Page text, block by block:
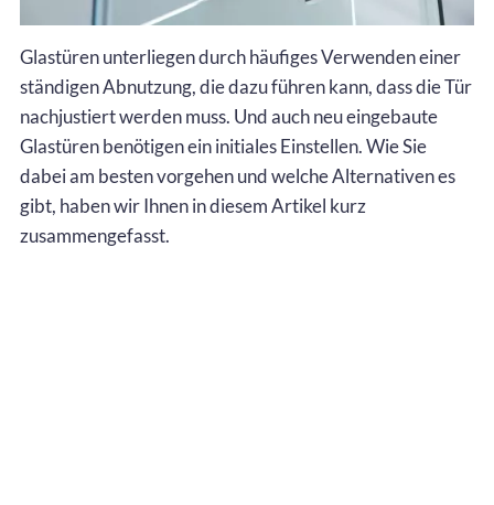
Glastüren unterliegen durch häufiges Verwenden einer
ständigen Abnutzung, die dazu führen kann, dass die Tür
nachjustiert werden muss. Und auch neu eingebaute
Glastüren benötigen ein initiales Einstellen. Wie Sie
dabei am besten vorgehen und welche Alternativen es
gibt, haben wir Ihnen in diesem Artikel kurz
zusammengefasst.